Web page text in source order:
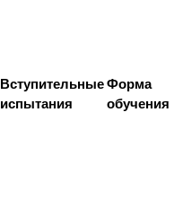
Вступительные
испытания
Форма
обучения